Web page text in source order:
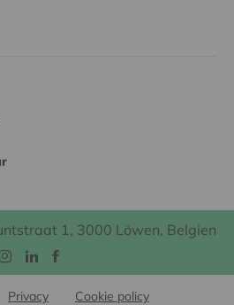
1, 3000 Löwen, Belgien
Privacy Cookie policy